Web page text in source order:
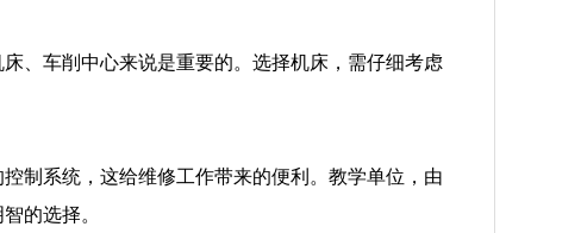
、车削中心来说是重要的。选择机床，需仔细考虑
制系统，这给维修工作带来的便利。教学单位，由
的选择。